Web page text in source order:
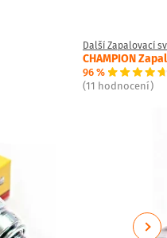
Další Zapalovací
CHAMPION
96 %
(11 hodnocení)
Next